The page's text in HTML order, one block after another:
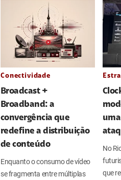
Conectividade
Broadcast +
Broadband: a
convergência que
redefine a distribuição
de conteúdo
Enquanto o consumo de vídeo
se fragmenta entre múltiplas
No
que